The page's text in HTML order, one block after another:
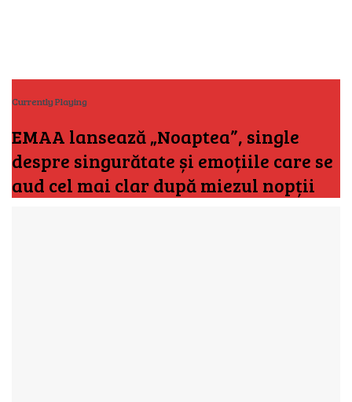
Currently Playing
EMAA lansează „Noaptea”, single
despre singurătate și emoțiile care se
aud cel mai clar după miezul nopții